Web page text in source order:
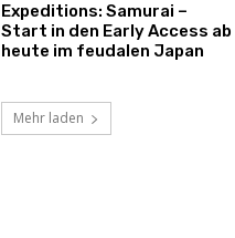
Expeditions: Samurai –
Start in den Early Access ab
heute im feudalen Japan
Mehr laden